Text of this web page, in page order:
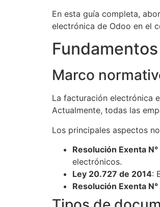
En esta guía completa,
electrónica de Odoo en el
Marco
La facturación electrónica
Actualmente, todas las
Los principales aspectos
Resolución Exenta
electrónicos.
Ley 20.727 de 2014:
Resolución Exenta